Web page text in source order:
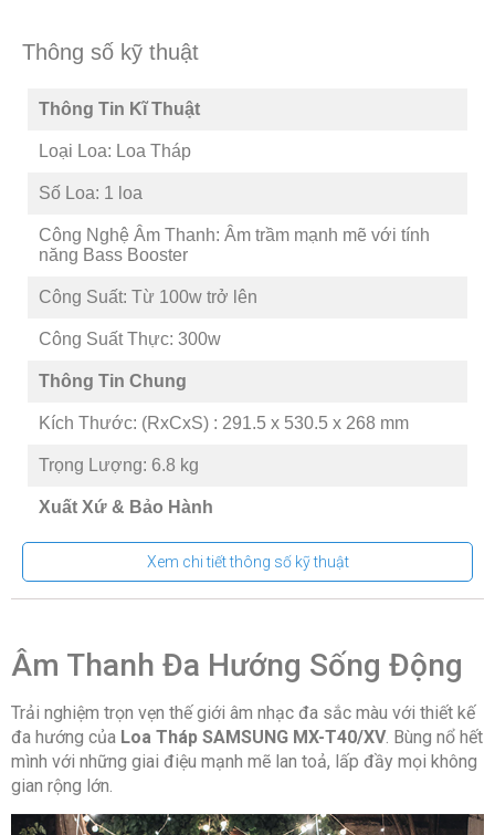
Thông số kỹ thuật
Thông Tin Kĩ Thuật
Loại Loa: Loa Tháp
Số Loa: 1 loa
Công Nghệ Âm Thanh: Âm trầm mạnh mẽ với tính
năng Bass Booster
Công Suất: Từ 100w trở lên
Công Suất Thực: 300w
Thông Tin Chung
Kích Thước: (RxCxS) : 291.5 x 530.5 x 268 mm
Trọng Lượng: 6.8 kg
Xuất Xứ & Bảo Hành
Hãng sản xuất: SAMSUNG
Xem chi tiết thông số kỹ thuật
Âm Thanh Đa Hướng Sống Động
Trải nghiệm trọn vẹn thế giới âm nhạc đa sắc màu với thiết kế
đa hướng của Loa Tháp SAMSUNG MX-T40/XV. Bùng nổ hết
mình với những giai điệu mạnh mẽ lan toả, lấp đầy mọi không
gian rộng lớn.